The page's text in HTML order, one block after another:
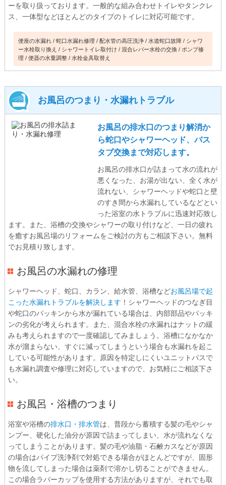
ーを取り扱っております。一般的な組み合わせトイレやタンクレ
ス、一体型などほとんどのタイプのトイレに対応可能です。
便座の水漏れ 蛇口水漏れ修理 配水管の高圧洗浄 水道蛇口故障
シャワ
ー水栓取り換え
シャワートイレ取付け 混合レバー水栓の交換
ポンプ修
理
便器の水量調整 水栓金具取替え
お風呂のつまり・水漏れトラブル
お風呂の排水口のつまり解消か
ら蛇口やシャワーヘッド、バス
タブ交換まで対応します。
お風呂の排水口が詰まって水の流れが
悪くなった、お湯が出ない、全く水が
流れない、シャワーヘッドや蛇口と壁
のすき間から水漏れしているなどとい
った浴室の水トラブルに迅速対応致し
ます。また、浴槽の交換やシャワーの取り付けなど、一日の疲れ
を癒すお風呂場のリフォームをご検討の方もご相談下さい。無料
でお見積り致します。
お風呂の水漏れの修理
シャワーヘッド、蛇口、カラン、給水管、浴槽などお風呂場で起
こった水漏れトラブルを解決します ！シャワーヘッドのつなぎ目
や蛇口のパッキンから水が漏れている場合は、内部部品やパッキ
ンの劣化が考えられます。また、混合水栓の水漏れはナットの緩
みも考えられますので一度確認してみましょう。浴槽になかなか
水が溜まらない、すぐに減ってしまうという場合も水漏れを起こ
している可能性があります。原因を特定しにくいユニットバスで
も水漏れ調査や修理に対応していますので、お気軽にご相談下さ
い。
お風呂・浴槽のつまり
浴室や浴槽の排水口・排水管は、普段から蓄積する髪の毛やシャ
ンプー、硬化した油分が原因で詰まってしまい、水が流れなくな
ってしまうことがあります。髪の毛や油脂・石鹸カスなどが原因
の場合はパイプ洗浄剤で対処できる場合がほとんどですが、固形
物を流してしまった場合は薬剤で溶かし切ることができません。
この場合ラバーカップを使用する方法がありますが、それでも取